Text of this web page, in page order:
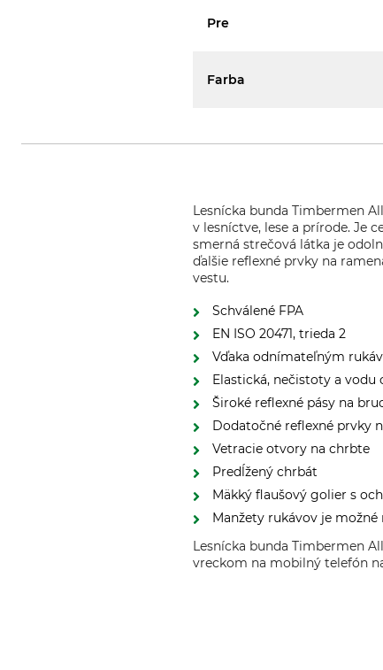
Pre
Farba
Lesnícka bunda Timbermen
v lesníctve, lese a prírode. Je
smerná strečová látka je
ďalšie reflexné prvky na
vestu.
Schválené FPA
EN ISO 20471, trieda 2
Vďaka odnímateľným
Elastická, nečistoty a
Široké reflexné pásy na
Dodatočné reflexné prvky
Vetracie otvory na chrbte
Predĺžený chrbát
Mäkký flaušový golier s
Manžety rukávov je
Lesnícka bunda Timbermen
vreckom na mobilný telefón